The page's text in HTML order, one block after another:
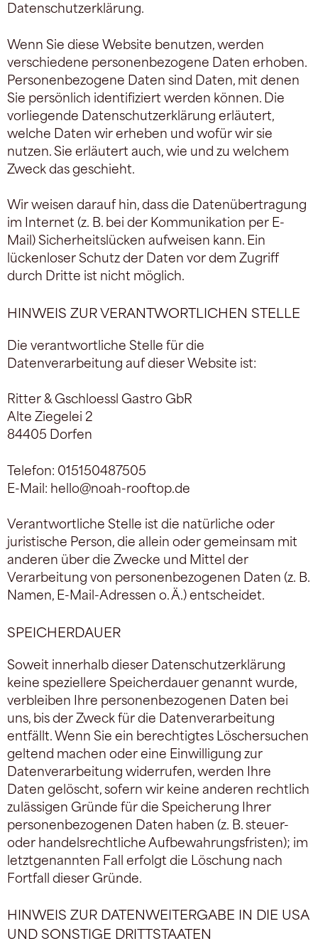
Datenschutzerklärung.
Wenn Sie diese Website benutzen, werden
verschiedene personenbezogene Daten erhoben.
Personenbezogene Daten sind Daten, mit denen
Sie persönlich identifiziert werden können. Die
vorliegende Datenschutzerklärung erläutert,
welche Daten wir erheben und wofür wir sie
nutzen. Sie erläutert auch, wie und zu welchem
Zweck das geschieht.
Wir weisen darauf hin, dass die Datenübertragung
im Internet (z. B. bei der Kommunikation per E-
Mail) Sicherheitslücken aufweisen kann. Ein
lückenloser Schutz der Daten vor dem Zugriff
durch Dritte ist nicht möglich.
HINWEIS ZUR VERANTWORTLICHEN STELLE
Die verantwortliche Stelle für die
Datenverarbeitung auf dieser Website ist:
Ritter & Gschloessl Gastro GbR
Alte Ziegelei 2
84405 Dorfen
Telefon: 015150487505
E-Mail: hello@noah-rooftop.de
Verantwortliche Stelle ist die natürliche oder
juristische Person, die allein oder gemeinsam mit
anderen über die Zwecke und Mittel der
Verarbeitung von personenbezogenen Daten (z. B.
Namen, E-Mail-Adressen o. Ä.) entscheidet.
SPEICHERDAUER
Soweit innerhalb dieser Datenschutzerklärung
keine speziellere Speicherdauer genannt wurde,
verbleiben Ihre personenbezogenen Daten bei
uns, bis der Zweck für die Datenverarbeitung
entfällt. Wenn Sie ein berechtigtes Löschersuchen
geltend machen oder eine Einwilligung zur
Datenverarbeitung widerrufen, werden Ihre
Daten gelöscht, sofern wir keine anderen rechtlich
zulässigen Gründe für die Speicherung Ihrer
personenbezogenen Daten haben (z. B. steuer-
oder handelsrechtliche Aufbewahrungsfristen); im
letztgenannten Fall erfolgt die Löschung nach
Fortfall dieser Gründe.
HINWEIS ZUR DATENWEITERGABE IN DIE USA
UND SONSTIGE DRITTSTAATEN